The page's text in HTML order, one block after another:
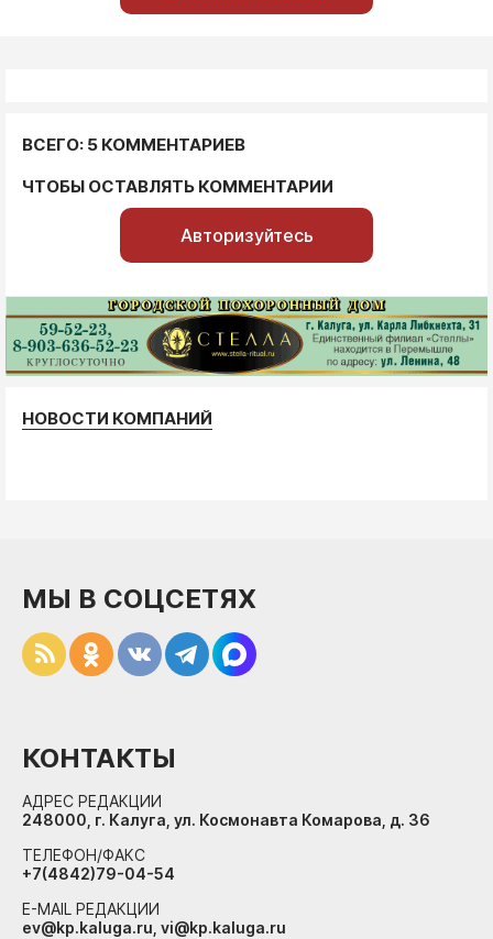
ВСЕГО: 5 КОММЕНТАРИЕВ
ЧТОБЫ ОСТАВЛЯТЬ КОММЕНТАРИИ
Авторизуйтесь
НОВОСТИ КОМПАНИЙ
МЫ В СОЦСЕТЯХ
КОНТАКТЫ
АДРЕС РЕДАКЦИИ
248000, г. Калуга, ул. Космонавта Комарова, д. 36
ТЕЛЕФОН/ФАКС
+7(4842)79-04-54
E-MAIL РЕДАКЦИИ
ev@kp.kaluga.ru, vi@kp.kaluga.ru